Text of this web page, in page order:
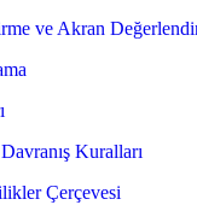
ve Akran
Kuralları
Çerçevesi